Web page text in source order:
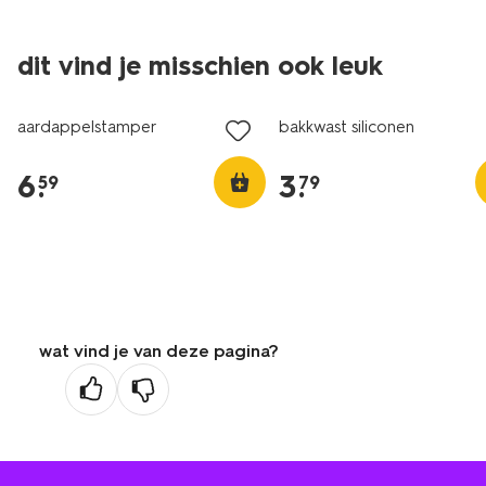
dit vind je misschien ook leuk
aardappelstamper
6.
59
bakkwast siliconen
3.
79
wat vind je van deze pagina?